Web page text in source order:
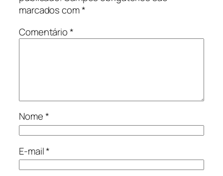
marcados com*
Comentário*
Nome*
E-mail*